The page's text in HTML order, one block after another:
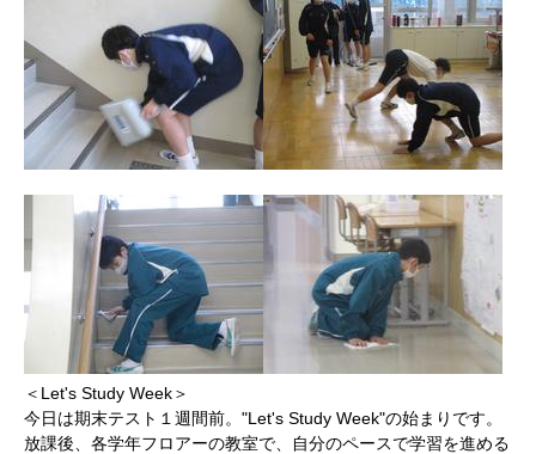
＜Let's Study Week＞
今日は期末テスト１週間前。"Let's Study Week"の始まりです。
放課後、各学年フロアーの教室で、自分のペースで学習を進める